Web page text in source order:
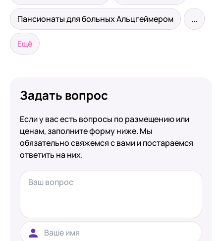
Пансионаты для больных Альцгеймером ...
Ещё
Задать вопрос
Если у вас есть вопросы по размещению или
ценам, заполните форму ниже. Мы
обязательно свяжемся с вами и постараемся
ответить на них.